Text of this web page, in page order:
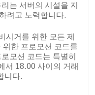
는 서버의 시설을 지
려고 노력합니다.
시거를 위한 모든 제
위한 프로모션 코드를
모션 코드는 특별히
서 18.00 사이의 거래
니다.